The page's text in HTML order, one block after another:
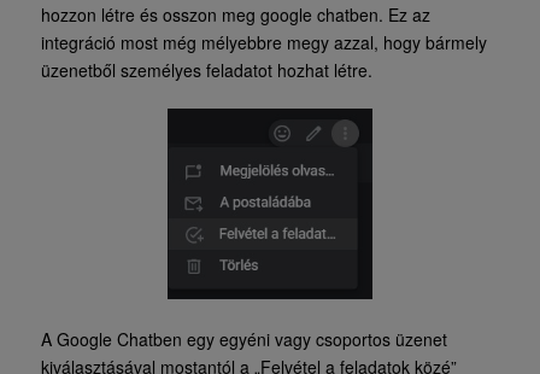
hozzon létre és osszon meg google chatben. Ez az
integráció most még mélyebbre megy azzal, hogy bármely
üzenetből személyes feladatot hozhat létre.
A Google Chatben egy egyéni vagy csoportos üzenet
kiválasztásával mostantól a „Felvétel a feladatok közé”